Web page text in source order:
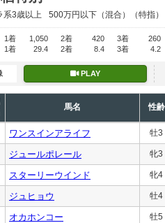
系3歳以上 500万円以下 （混合）（特指）
1着 1,050 2着 420 3着
260
1着 29.4 2着 8.4 3着 4.2
PLAY
馬名 性齢
ワンスインアライフ 牡3
ジュールポレール 牝3
スターリーウインド 牝4
ジュヒョウ 牡4
オカホンコー 牡5